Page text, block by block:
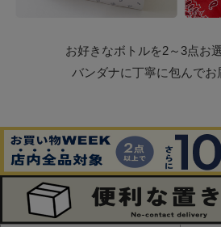
お好きなボトルを2～3点お
バンダナに丁寧に包んでお